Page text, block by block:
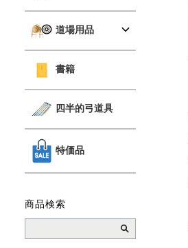
道場用品
書籍
四半的弓道具
特価品
商品検索